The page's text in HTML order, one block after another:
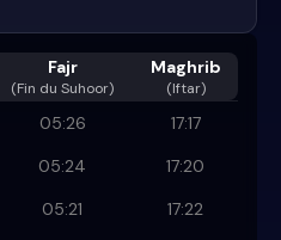
Fajr
(Fin du Suhoor)
Maghrib
(Iftar)
05:26
17:17
05:24
17:20
05:21
17:22